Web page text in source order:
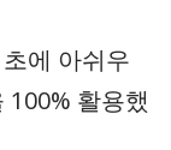
에 아쉬우
100% 활용했